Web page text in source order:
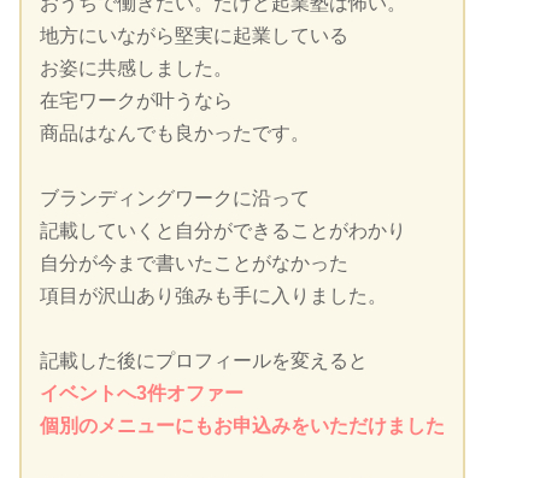
地方にいながら堅実に起業している
お姿に共感しました。
在宅ワークが叶うなら
商品はなんでも良かったです。
ブランディングワークに沿って
記載していくと自分ができることがわかり
自分が今まで書いたことがなかった
項目が沢山あり強みも手に入りました。
記載した後にプロフィールを変えると
イベントへ3件オファー
個別のメニューにもお申込みをいただけました